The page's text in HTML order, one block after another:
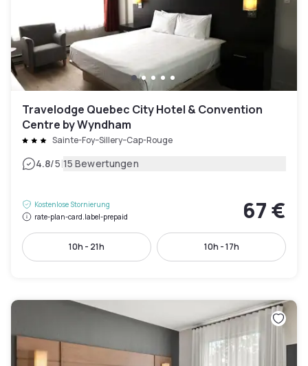
Travelodge Quebec City Hotel & Convention
Centre by Wyndham
Sainte-Foy–Sillery–Cap-Rouge
4.8/5|15 Bewertungen
Kostenlose Stornierung
rate-plan-card.label-prepaid
67 €
10h - 21h 10h - 17h